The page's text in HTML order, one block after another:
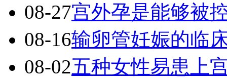
08-27宫外孕是能够被
08-16输卵管妊娠的临
08-02五种女性易患上